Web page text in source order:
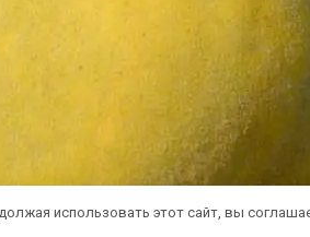
использовать этот сайт, вы